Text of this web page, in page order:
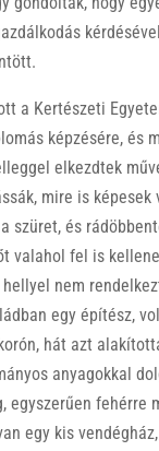
a Kertészeti
képzésére, és
elkezdtek
mire is képesek
szüret, és
valahol fel is
nem
egy építész,
hát azt
anyagokkal
egyszerűen fehérre
egy kis